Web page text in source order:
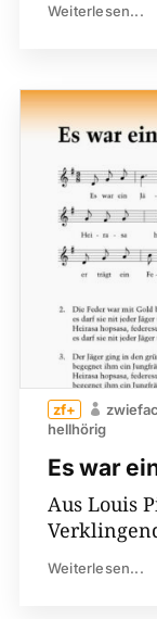
Weiterlesen...
Es war
hellhörig
Aus Louis
Weiterlesen...